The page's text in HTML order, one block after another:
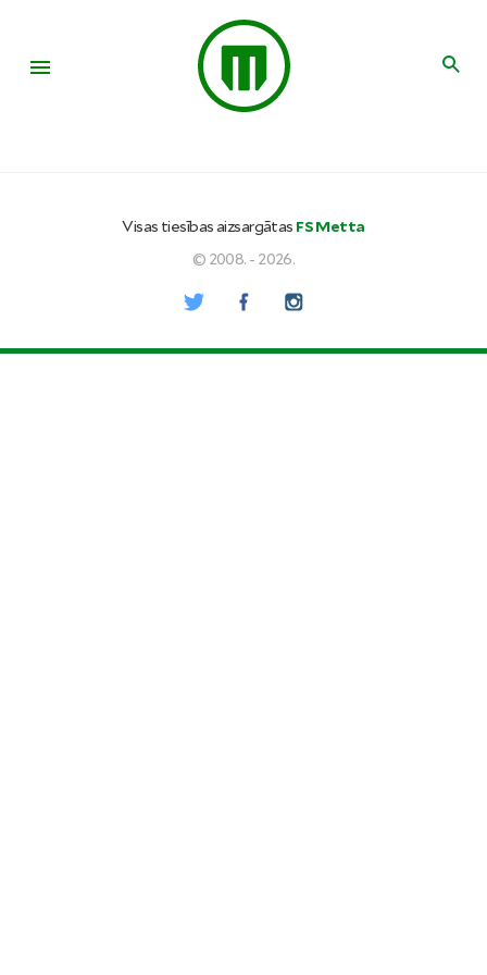
Visas tiesības aizsargātas FS Metta
© 2008. - 2026.